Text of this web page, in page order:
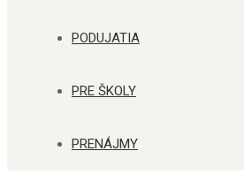
PODUJATIA
PRE ŠKOLY
PRENÁJMY